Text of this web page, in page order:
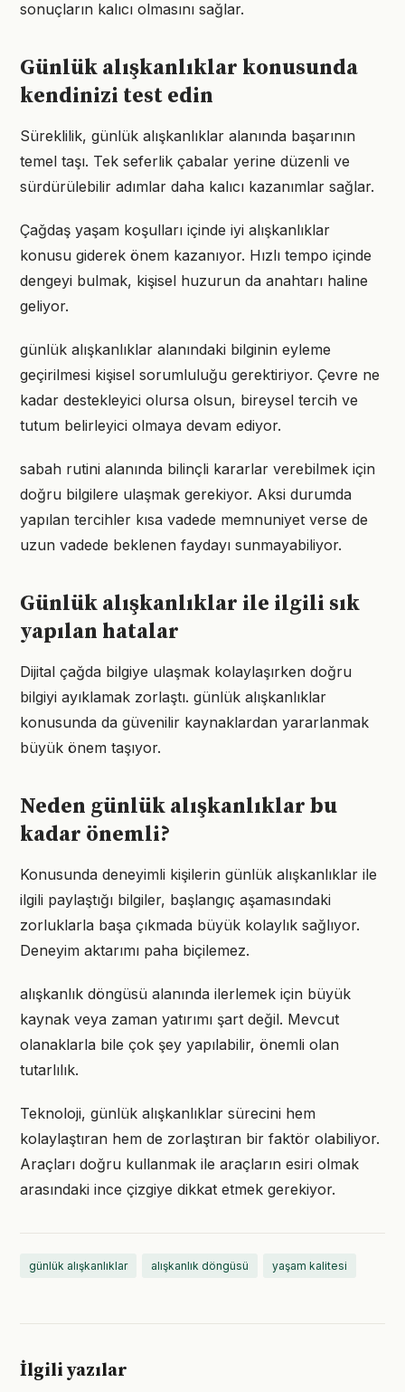
sonuçların kalıcı olmasını sağlar.
Günlük alışkanlıklar konusunda
kendinizi test edin
Süreklilik, günlük alışkanlıklar alanında başarının
temel taşı. Tek seferlik çabalar yerine düzenli ve
sürdürülebilir adımlar daha kalıcı kazanımlar sağlar.
Çağdaş yaşam koşulları içinde iyi alışkanlıklar
konusu giderek önem kazanıyor. Hızlı tempo içinde
dengeyi bulmak, kişisel huzurun da anahtarı haline
geliyor.
günlük alışkanlıklar alanındaki bilginin eyleme
geçirilmesi kişisel sorumluluğu gerektiriyor. Çevre ne
kadar destekleyici olursa olsun, bireysel tercih ve
tutum belirleyici olmaya devam ediyor.
sabah rutini alanında bilinçli kararlar verebilmek için
doğru bilgilere ulaşmak gerekiyor. Aksi durumda
yapılan tercihler kısa vadede memnuniyet verse de
uzun vadede beklenen faydayı sunmayabiliyor.
Günlük alışkanlıklar ile ilgili sık
yapılan hatalar
Dijital çağda bilgiye ulaşmak kolaylaşırken doğru
bilgiyi ayıklamak zorlaştı. günlük alışkanlıklar
konusunda da güvenilir kaynaklardan yararlanmak
büyük önem taşıyor.
Neden günlük alışkanlıklar bu
kadar önemli?
Konusunda deneyimli kişilerin günlük alışkanlıklar ile
ilgili paylaştığı bilgiler, başlangıç aşamasındaki
zorluklarla başa çıkmada büyük kolaylık sağlıyor.
Deneyim aktarımı paha biçilemez.
alışkanlık döngüsü alanında ilerlemek için büyük
kaynak veya zaman yatırımı şart değil. Mevcut
olanaklarla bile çok şey yapılabilir, önemli olan
tutarlılık.
Teknoloji, günlük alışkanlıklar sürecini hem
kolaylaştıran hem de zorlaştıran bir faktör olabiliyor.
Araçları doğru kullanmak ile araçların esiri olmak
arasındaki ince çizgiye dikkat etmek gerekiyor.
günlük alışkanlıklar alışkanlık döngüsü yaşam kalitesi
İlgili yazılar